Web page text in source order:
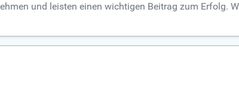
und leisten einen wichtigen Beitrag zum Erfolg.